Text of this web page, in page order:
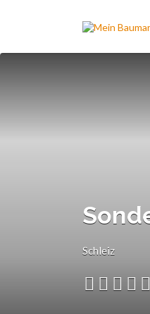
nach:
Schleiz